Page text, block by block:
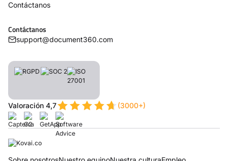
Contáctanos
Contáctanos
support@document360.com
Valoración 4,7 (3000+)